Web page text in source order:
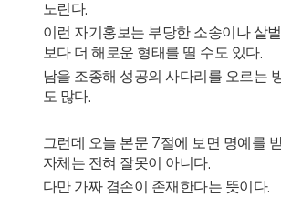
노린다.
이런 자기홍보는 부당한 소송이나 살
보다 더 해로운 형태를 띨 수도 있다.
남을 조종해 성공의 사다리를 오르는
도 많다.
그런데 오늘 본문 7절에 보면 명예를
자체는 전혀 잘못이 아니다.
다만 가짜 겸손이 존재한다는 뜻이다.